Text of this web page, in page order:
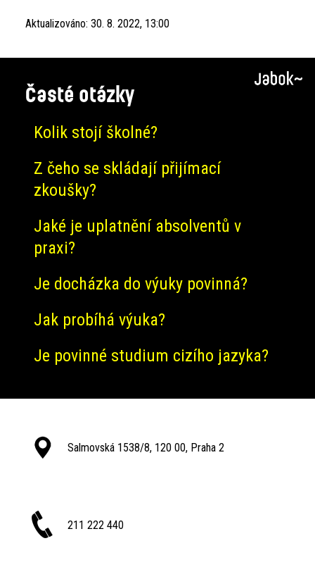
Aktualizováno: 30. 8. 2022, 13:00
Časté otázky
Kolik stojí školné?
Z čeho se skládají přijímací
zkoušky?
Jaké je uplatnění absolventů v
praxi?
Je docházka do výuky povinná?
Jak probíhá výuka?
Je povinné studium cizího jazyka?
Salmovská 1538/8, 120 00, Praha 2
211 222 440